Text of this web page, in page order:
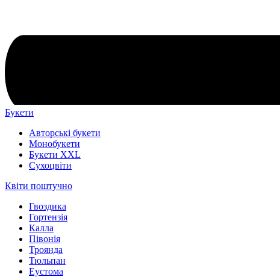
Букети
Авторські букети
Монобукети
Букети XXL
Cухоцвіти
Квіти поштучно
Гвоздика
Гортензія
Калла
Півонія
Троянда
Тюльпан
Еустома